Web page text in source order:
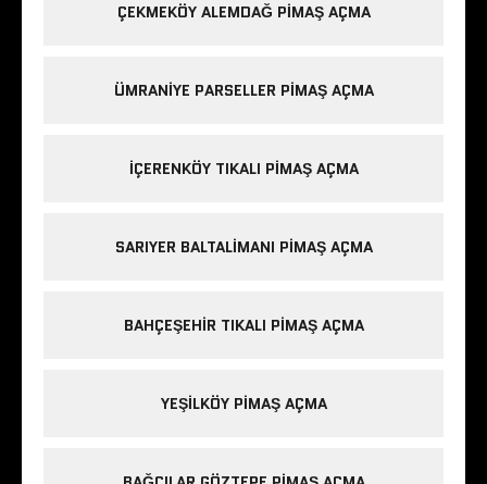
ÇEKMEKÖY ALEMDAĞ PIMAŞ AÇMA
ÜMRANIYE PARSELLER PIMAŞ AÇMA
IÇERENKÖY TIKALI PIMAŞ AÇMA
SARIYER BALTALIMANI PIMAŞ AÇMA
BAHÇEŞEHIR TIKALI PIMAŞ AÇMA
YEŞILKÖY PIMAŞ AÇMA